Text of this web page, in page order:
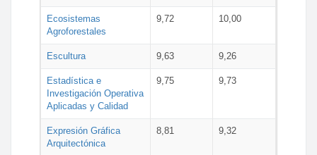
Ecosistemas
Agroforestales
9,72 10,00
Escultura 9,63 9,26
Estadística e
Investigación Operativa
Aplicadas y Calidad
9,75 9,73
Expresión Gráfica
Arquitectónica
8,81 9,32